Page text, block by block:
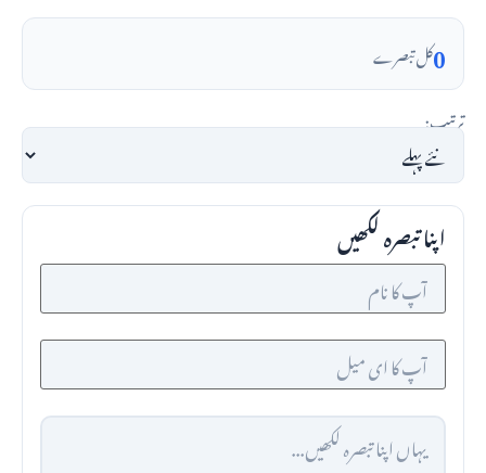
0کل تبصرے
ترتیب:
اپنا تبصرہ لکھیں